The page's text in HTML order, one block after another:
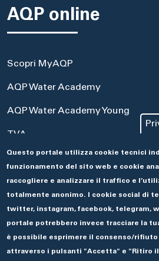
AQP online
Scopri MyAQP
AQP Water Academy
AQP Water Academy Young
TVA
Portale Acquisti
Aseco
Questo portale utilizza cookie tecnici
funzionamento del sito web e cookie
raccogliere e analizzare il traffico e
totalmente anonimo. I cookie social di
twitter, instagram, facebook, telegram,
portale potrebbero invece tracciare la
è possibile esprimere il consenso/
attraverso i pulsanti "Accetta" e "Ritiro il